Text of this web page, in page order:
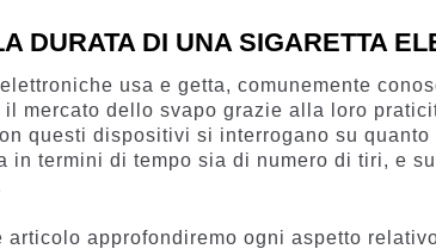
DURATA DI UNA SIGARETTA
usa e getta, comunemente
il mercato dello svapo grazie alla loro
questi dispositivi si interrogano su
in termini di tempo sia di numero di tiri, e
articolo approfondiremo ogni aspetto